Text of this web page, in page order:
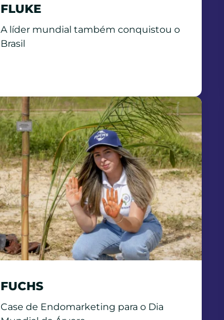
FLUKE
A líder mundial também conquistou o
Brasil
FUCHS
Case de Endomarketing para o Dia